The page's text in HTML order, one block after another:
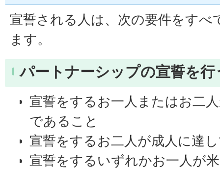
宣誓される人は、次の要件をすべ
ます。
パートナーシップの宣誓を行
宣誓をするお一人またはお二
であること
宣誓をするお二人が成人に達
宣誓をするいずれかお一人が